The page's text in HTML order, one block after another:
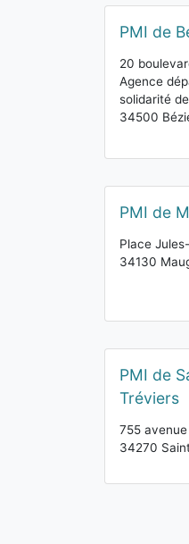
PMI de
20
Agence
solidarité
34500
PMI de
Place
34130
PMI de
Tréviers
755
34270